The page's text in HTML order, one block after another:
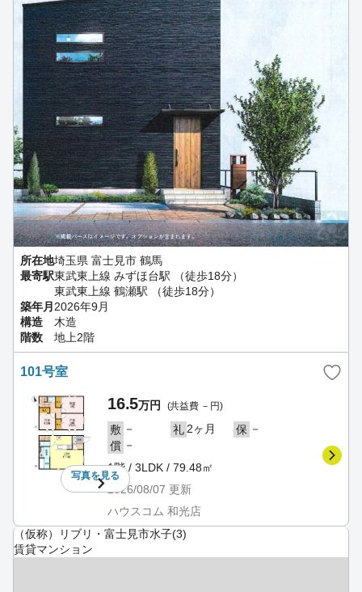
所在地埼玉県 富士見市 鶴馬
最寄駅東武東上線 みずほ台駅 （徒歩18分）
東武東上線 鶴瀬駅 （徒歩18分）
築年月2026年9月
構造
木造
階数
地上2階
101号室
写真を見る
16.5万円 (共益費 －円)
敷 － 礼 2ヶ月 保 －
償 －
1階 / 3LDK / 79.48㎡
2026/08/07 更新
ハウスコム 和光店
（仮称）リブリ・富士見市水子(3)
賃貸マンション